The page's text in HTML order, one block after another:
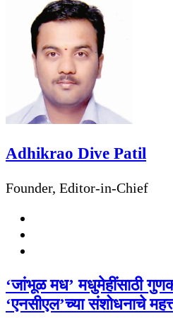
Adhikrao Dive Patil
Founder, Editor-in-Chief
‘जांभूळ मध’ मधुमेहींसाठी
‘एनसीएल’च्या संशोधनाचे